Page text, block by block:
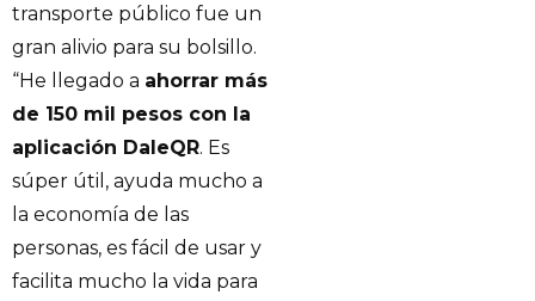
transporte público fue un
gran alivio para su bolsillo.
“He llegado a ahorrar más
de 150 mil pesos con la
aplicación DaleQR. Es
súper útil, ayuda mucho a
la economía de las
personas, es fácil de usar y
facilita mucho la vida para